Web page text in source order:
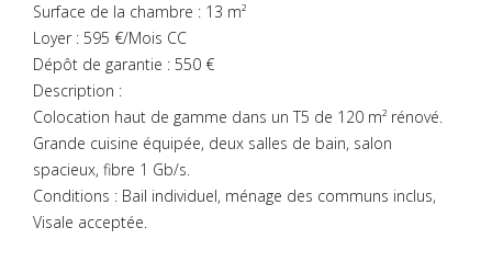
Surface de la chambre : 13 m²
Loyer : 595 €/Mois CC
Dépôt de garantie : 550 €
Description :
Colocation haut de gamme dans un T5 de 120 m² rénové.
Grande cuisine équipée, deux salles de bain, salon
spacieux, fibre 1 Gb/s.
Conditions : Bail individuel, ménage des communs inclus,
Visale acceptée.